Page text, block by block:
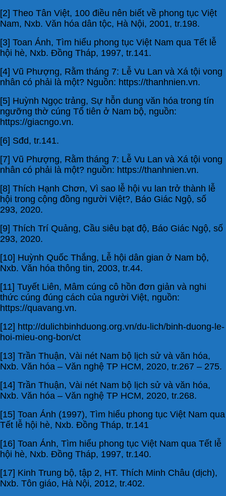
[2] Theo Tân Việt, 100 điều nên biết về phong tục Việt
Nam, Nxb. Văn hóa dân tộc, Hà Nội, 2001, tr.198.
[3] Toan Ánh, Tìm hiểu phong tục Việt Nam qua Tết lễ
hội hè, Nxb. Đồng Tháp, 1997, tr.141.
[4] Vũ Phượng, Rằm tháng 7: Lễ Vu Lan và Xá tội vong
nhân có phải là một? Nguồn: https://thanhnien.vn.
[5] Huỳnh Ngọc trảng, Sự hỗn dung văn hóa trong tín
ngưỡng thờ cúng Tổ tiên ở Nam bộ, nguồn:
https://giacngo.vn.
[6] Sđd, tr.141.
[7] Vũ Phượng, Rằm tháng 7: Lễ Vu Lan và Xá tội vong
nhân có phải là một? nguồn: https://thanhnien.vn.
[8] Thích Hạnh Chơn, Vì sao lễ hội vu lan trở thành lễ
hội trong cộng đồng người Việt?, Báo Giác Ngộ, số
293, 2020.
[9] Thích Trí Quảng, Cầu siêu bạt độ, Báo Giác Ngộ, số
293, 2020.
[10] Huỳnh Quốc Thắng, Lễ hội dân gian ở Nam bộ,
Nxb. Văn hóa thông tin, 2003, tr.44.
[11] Tuyết Liên, Mâm cúng cô hồn đơn giản và nghi
thức cúng đúng cách của người Việt, nguồn:
https://quavang.vn.
[12] http://dulichbinhduong.org.vn/du-lich/binh-duong-le-
hoi-mieu-ong-bon/ct
[13] Trần Thuận, Vài nét Nam bộ lịch sử và văn hóa,
Nxb. Văn hóa – Văn nghệ TP HCM, 2020, tr.267 – 275.
[14] Trần Thuận, Vài nét Nam bộ lịch sử và văn hóa,
Nxb. Văn hóa – Văn nghệ TP HCM, 2020, tr.268.
[15] Toan Ánh (1997), Tìm hiểu phong tục Việt Nam qua
Tết lễ hội hè, Nxb. Đồng Tháp, tr.141
[16] Toan Ánh, Tìm hiểu phong tục Việt Nam qua Tết lễ
hội hè, Nxb. Đồng Tháp, 1997, tr.140.
[17] Kinh Trung bộ, tập 2, HT. Thích Minh Châu (dịch),
Nxb. Tôn giáo, Hà Nội, 2012, tr.402.